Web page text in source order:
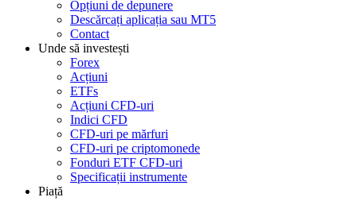
Opțiuni de depunere
Descărcați aplicația sau MT5
Contact
Unde să investești
Forex
Acțiuni
ETFs
Acțiuni CFD-uri
Indici CFD
CFD-uri pe mărfuri
CFD-uri pe criptomonede
Fonduri ETF CFD-uri
Specificații instrumente
Piață